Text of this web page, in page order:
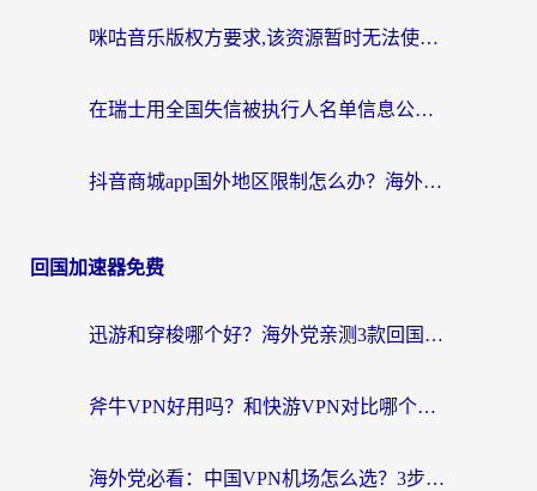
咪咕音乐版权方要求,该资源暂时无法使用？海外党这样解决听歌听书+看剧炒股难题
在瑞士用全国失信被执行人名单信息公布与查询地区限制怎么办？还能看欧洲杯直播和咪咕视频吗？
抖音商城app国外地区限制怎么办？海外党解锁国内内容的实用指南
回国加速器免费
迅游和穿梭哪个好？海外党亲测3款回国加速器+手游加速对比，附避坑指南
斧牛VPN好用吗？和快游VPN对比哪个回国效果更好？马来西亚留学生亲测分享
海外党必看：中国VPN机场怎么选？3步教你无缝访问国内资源（附避坑指南）